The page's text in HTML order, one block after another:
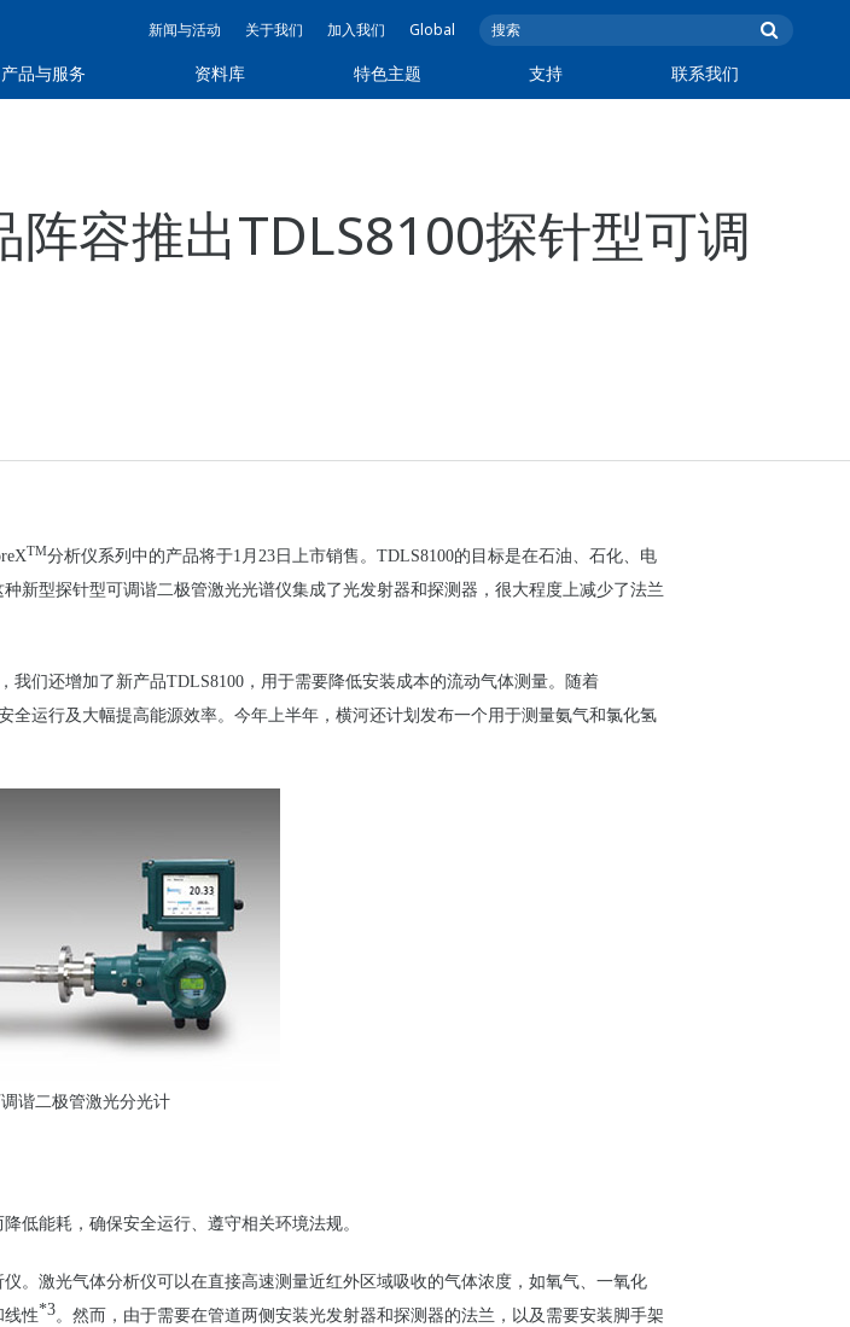
新闻与活动 关于我们 加入我们 Global
产品与服务 资料库 特色主题 支持 联系我们
容推出TDLS8100探针型可调
TM分析仪系列中的产品将于1 月23日 上市销售。TDLS8100的目 标是在石油、石化、 电
种新型探针型可调谐二极管激光光谱仪集成了光发射器和探测 器，很大程度上减少了法兰
我们还增加了新产品TDLS8100，用于需要降低安装成本的流动气体测 量。随着
全运行及大幅提高能源效率。 今年上半年，横河还计划发布一个用于测量氨气和氯化氢
调谐二极管激光分光计
降低能耗，确保安全运行、遵守相关环境法规。
仪。 激光气体分析仪可以在直接高速测 量近红外区域吸收的气体浓度，如氧气、一氧化
线性*3。 然而，由于需要在管道两侧安装光发射器和探测器的法兰，以及需要安装脚手架